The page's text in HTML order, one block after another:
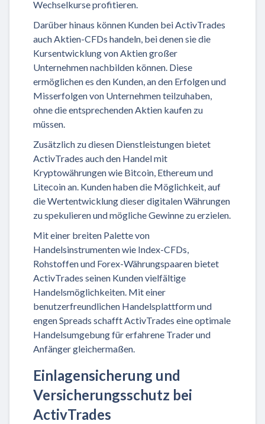
Wechselkurse profitieren.
Darüber hinaus können Kunden bei ActivTrades
auch Aktien-CFDs handeln, bei denen sie die
Kursentwicklung von Aktien großer
Unternehmen nachbilden können. Diese
ermöglichen es den Kunden, an den Erfolgen und
Misserfolgen von Unternehmen teilzuhaben,
ohne die entsprechenden Aktien kaufen zu
müssen.
Zusätzlich zu diesen Dienstleistungen bietet
ActivTrades auch den Handel mit
Kryptowährungen wie Bitcoin, Ethereum und
Litecoin an. Kunden haben die Möglichkeit, auf
die Wertentwicklung dieser digitalen Währungen
zu spekulieren und mögliche Gewinne zu erzielen.
Mit einer breiten Palette von
Handelsinstrumenten wie Index-CFDs,
Rohstoffen und Forex-Währungspaaren bietet
ActivTrades seinen Kunden vielfältige
Handelsmöglichkeiten. Mit einer
benutzerfreundlichen Handelsplattform und
engen Spreads schafft ActivTrades eine optimale
Handelsumgebung für erfahrene Trader und
Anfänger gleichermaßen.
Einlagensicherung und
Versicherungsschutz bei
ActivTrades